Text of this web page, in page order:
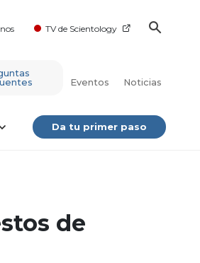
TV de Scientology
Eventos Noticias
Da tu primer paso
de